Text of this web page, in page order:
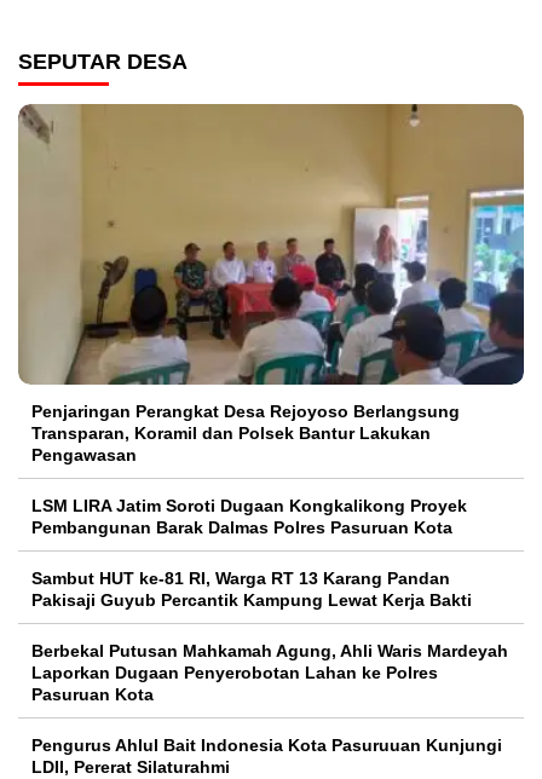
SEPUTAR DESA
Penjaringan Perangkat Desa Rejoyoso Berlangsung
Transparan, Koramil dan Polsek Bantur Lakukan
Pengawasan
LSM LIRA Jatim Soroti Dugaan Kongkalikong Proyek
Pembangunan Barak Dalmas Polres Pasuruan Kota
Sambut HUT ke-81 RI, Warga RT 13 Karang Pandan
Pakisaji Guyub Percantik Kampung Lewat Kerja Bakti
Berbekal Putusan Mahkamah Agung, Ahli Waris Mardeyah
Laporkan Dugaan Penyerobotan Lahan ke Polres
Pasuruan Kota
Pengurus Ahlul Bait Indonesia Kota Pasuruuan Kunjungi
LDII, Pererat Silaturahmi